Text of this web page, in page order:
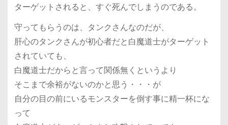
ターゲットされると、すぐ死んでしまうのである。
守ってもらうのは、タンクさんなのだが、
肝心のタンクさんが初心者だと白魔道士がターゲット
されていても、
白魔道士だからと言って関係無くというより
そこまで余裕がないのかと思う・・・が
自分の目の前にいるモンスターを倒す事に精一杯にな
って